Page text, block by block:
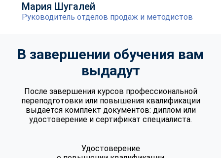
Мария Шугалей
Руководитель отделов продаж и методистов
В завершении обучения вам
выдадут
После завершения курсов профессиональной
переподготовки или повышения квалификации
выдается комплект документов: диплом или
удостоверение и сертификат специалиста.
Удостоверение